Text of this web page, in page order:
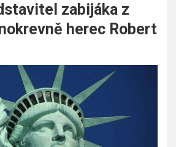
zabijáka z
herec Robert